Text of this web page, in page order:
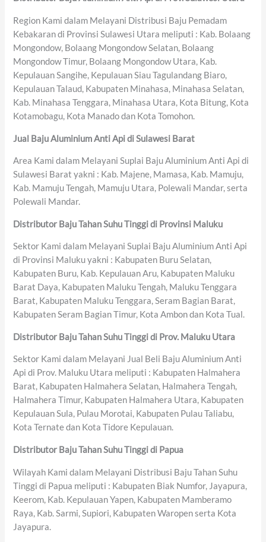
Region Kami dalam Melayani Distribusi Baju Pemadam
Kebakaran di Provinsi Sulawesi Utara meliputi : Kab. Bolaang
Mongondow, Bolaang Mongondow Selatan, Bolaang
Mongondow Timur, Bolaang Mongondow Utara, Kab.
Kepulauan Sangihe, Kepulauan Siau Tagulandang Biaro,
Kepulauan Talaud, Kabupaten Minahasa, Minahasa Selatan,
Kab. Minahasa Tenggara, Minahasa Utara, Kota Bitung, Kota
Kotamobagu, Kota Manado dan Kota Tomohon.
Jual Baju Aluminium Anti Api di Sulawesi Barat
Area Kami dalam Melayani Suplai Baju Aluminium Anti Api di
Sulawesi Barat yakni : Kab. Majene, Mamasa, Kab. Mamuju,
Kab. Mamuju Tengah, Mamuju Utara, Polewali Mandar, serta
Polewali Mandar.
Distributor Baju Tahan Suhu Tinggi di Provinsi Maluku
Sektor Kami dalam Melayani Suplai Baju Aluminium Anti Api
di Provinsi Maluku yakni : Kabupaten Buru Selatan,
Kabupaten Buru, Kab. Kepulauan Aru, Kabupaten Maluku
Barat Daya, Kabupaten Maluku Tengah, Maluku Tenggara
Barat, Kabupaten Maluku Tenggara, Seram Bagian Barat,
Kabupaten Seram Bagian Timur, Kota Ambon dan Kota Tual.
Distributor Baju Tahan Suhu Tinggi di Prov. Maluku Utara
Sektor Kami dalam Melayani Jual Beli Baju Aluminium Anti
Api di Prov. Maluku Utara meliputi : Kabupaten Halmahera
Barat, Kabupaten Halmahera Selatan, Halmahera Tengah,
Halmahera Timur, Kabupaten Halmahera Utara, Kabupaten
Kepulauan Sula, Pulau Morotai, Kabupaten Pulau Taliabu,
Kota Ternate dan Kota Tidore Kepulauan.
Distributor Baju Tahan Suhu Tinggi di Papua
Wilayah Kami dalam Melayani Distribusi Baju Tahan Suhu
Tinggi di Papua meliputi : Kabupaten Biak Numfor, Jayapura,
Keerom, Kab. Kepulauan Yapen, Kabupaten Mamberamo
Raya, Kab. Sarmi, Supiori, Kabupaten Waropen serta Kota
Jayapura.